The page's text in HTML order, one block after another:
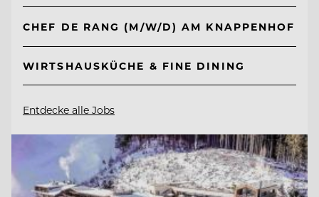
CHEF DE RANG (M/W/D) AM KNAPPENHOF
WIRTSHAUSKÜCHE & FINE DINING
Entdecke alle Jobs